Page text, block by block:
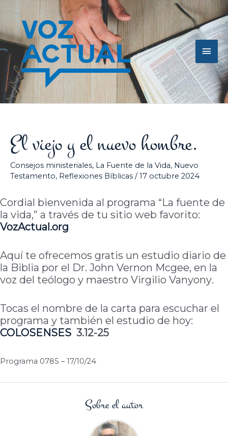
contenido
El viejo y el nuevo hombre.
Consejos ministeriales, La Fuente de la Vida, Nuevo
Testamento, Reflexiones Bíblicas /17 octubre 2024
Cordial bienvenida al programa “La fuente de
la vida,” a través de tu sitio web favorito:
VozActual.org
Aquí te ofrecemos gratis un estudio diario de
la Biblia por el Dr. John Vernon Mcgee, en la
voz del teólogo y maestro Virgilio Vanyony.
Tocas el nombre de la carta para escuchar el
programa y también el estudio de hoy:
COLOSENSES 3.12-25
Programa 0785 – 17/10/24
Sobre el autor